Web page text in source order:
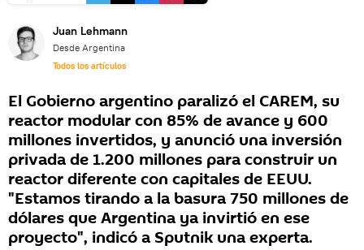
Juan Lehmann
Desde Argentina
Todos los artículos
El Gobierno argentino paralizó el CAREM, su
reactor modular con 85% de avance y 600
millones invertidos, y anunció una inversión
privada de 1.200 millones para construir un
reactor diferente con capitales de EEUU.
"Estamos tirando a la basura 750 millones de
dólares que Argentina ya invirtió en ese
proyecto", indicó a Sputnik una experta.